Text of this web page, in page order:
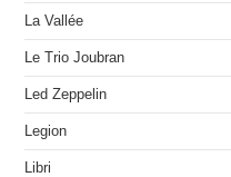
La Vallée
Le Trio Joubran
Led Zeppelin
Legion
Libri